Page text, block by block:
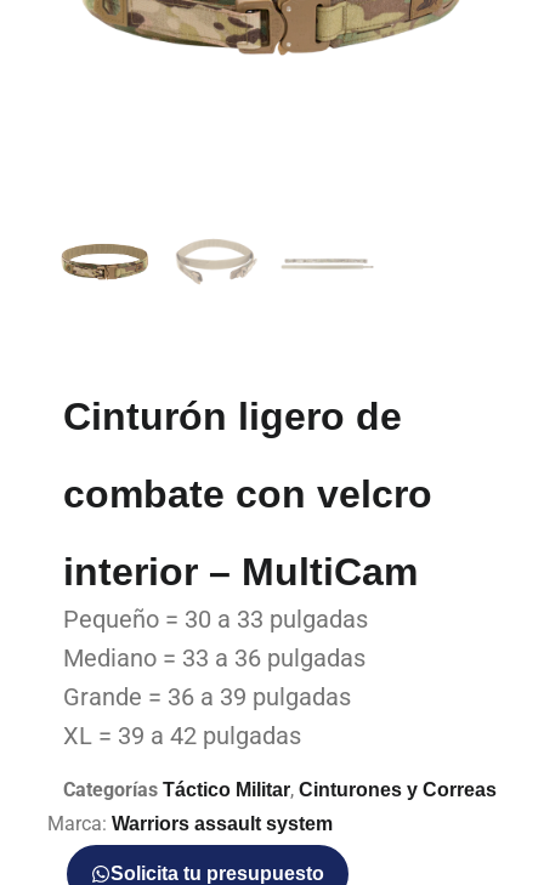
Cinturón ligero de
combate con velcro
interior – MultiCam
Pequeño = 30 a 33 pulgadas
Mediano = 33 a 36 pulgadas
Grande = 36 a 39 pulgadas
XL = 39 a 42 pulgadas
Categorías Táctico Militar, Cinturones y Correas
Marca: Warriors assault system
Solicita tu presupuesto